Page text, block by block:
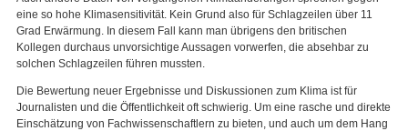
eine so hohe Klimasensitivität. Kein Grund also für Schlagzeilen über 11
Grad Erwärmung. In diesem Fall kann man übrigens den britischen
Kollegen durchaus unvorsichtige Aussagen vorwerfen, die absehbar zu
solchen Schlagzeilen führen mussten.
Die Bewertung neuer Ergebnisse und Diskussionen zum Klima ist für
Journalisten und die Öffentlichkeit oft schwierig. Um eine rasche und direkte
Einschätzung von Fachwissenschaftlern zu bieten, und auch um dem Hang